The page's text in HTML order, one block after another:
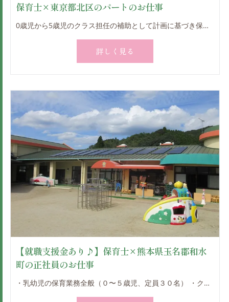
保育士×東京都北区のパートのお仕事
0歳児から5歳児のクラス担任の補助として計画に基づき保育を実践していただきます。 食事やお着換え、午睡の補助やお散歩など、子どもたちと一緒に楽しみながら、 個々の成長・発達に合わせた環境を作ってあげてくださいね。 ＊子どもたちが毎日安定した気持ちで過ごせる場所であり続けることを目指しています。 ＊無理なく当園の雰囲気やお仕事に慣れていけるよう、 配属や担当業務を考慮してみんな楽しく働けるようにしています ＊見学可能です！お気軽にご相談ください。 勤務日数や時間はご相談に応じます。 扶養控除内勤務も可能ですので、子育てなどでお忙しい方もぜひお気軽にご応募ください。
詳しく見る
【就職支援金あり♪】保育士×熊本県玉名郡和水
町の正社員のお仕事
・乳幼児の保育業務全般（０〜５歳児、定員３０名） ・クラス担任 ・園児、送迎バスの添乗（勤務時間内・週１回） 0歳児から5歳児のクラス担任として計画に基づき保育を実践していただきます。 クラス担任として一人一人の心の動きに目を配りながら、 子どもたちの園生活や活動に関わってくださいね。 子どもの主体性を育てるための保育と環境を大事にし、 定員30名で一人ひとりの子どもと丁寧に関われる規模の保育園です。 子ども同士、子どもと保育者、職員と保護者、職員同士の関わりを大切にしています。 個人のスキルアップもしっかり支援！５年後、１０年度を見通した成長もサポート♪ 幅広い世代の職員が活躍しており、ワーク・ライフバランスを尊重した働き方が可能です。 自然豊かな環境の保育園です。 山や川、田畑が広がる園外を探検したり、思い切り体を動かして遊んだり、 毎日の保育の中で子どもたちの生きる力を育みましょう。 ☆お子様を自園に預けながら勤務可能です。お気軽にご相談ください。 ☆食育に力を入れています。 ☆外部講師（英語、体育、リトミック、もじかず、お絵描き）も保育に参加しています。